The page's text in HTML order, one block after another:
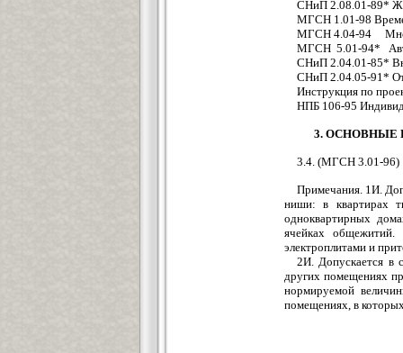
СНиП 2.08.01-89*
МГСН 1.01-98
МГСН 4.04-94
МГСН 5.01-94*
СНиП 2.04.01-85*
СНиП 2.04.05-91*
Инструкция по
НПБ 106-95
3. ОСНОВНЫЕ
3.4. (МГСН 3.01-96)
Примечания. 1И.
ниши: в квартирах
одноквартирных
ячейках общежитий.
электроплитами и
2И. Допускается в
других помещениях
нормируемой
помещениях, в